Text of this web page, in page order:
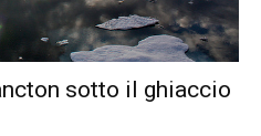
sotto il ghiaccio